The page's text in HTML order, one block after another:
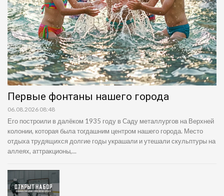
Первые фонтаны нашего города
06.08.2026 08:48
Его построили в далёком 1935 году в Саду металлургов на Верхней
колонии, которая была тогдашним центром нашего города. Место
отдыха трудящихся долгие годы украшали и утешали скульптуры на
аллеях, аттракционы,...